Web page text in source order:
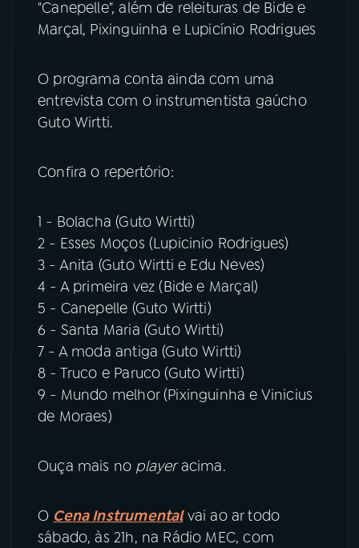
TikTok
"Canepelle", além de releituras de Bide e
Marçal, Pixinguinha e Lupicínio Rodrigues
O programa conta ainda com uma
entrevista com o instrumentista gaúcho
Guto Wirtti.
Confira o repertório:
1 - Bolacha (Guto Wirtti)
2 - Esses Moços (Lupicinio Rodrigues)
3 - Anita (Guto Wirtti e Edu Neves)
4 - A primeira vez (Bide e Marçal)
5 - Canepelle (Guto Wirtti)
6 - Santa Maria (Guto Wirtti)
7 - A moda antiga (Guto Wirtti)
8 - Truco e Paruco (Guto Wirtti)
9 - Mundo melhor (Pixinguinha e Vinicius
de Moraes)
Ouça mais no playeracima.
O Cena Instrumental vai ao ar todo
sábado, às 21h, na Rádio MEC, com